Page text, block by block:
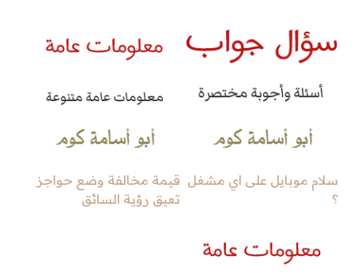
سلام موبايل على اي مشغل
؟
قيمة مخالفة وضع حواجز
تعيق رؤية السائق